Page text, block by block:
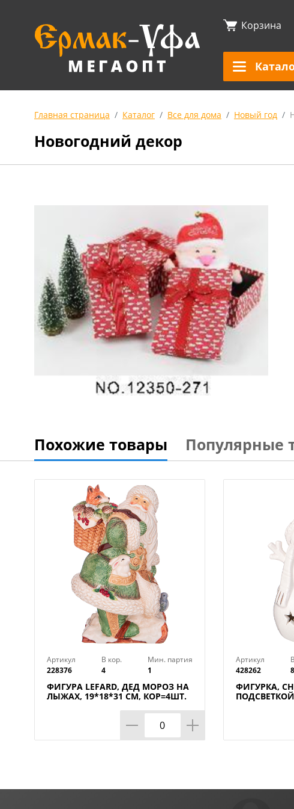
Корзина
Главная страница Каталог Все для дома Новый год
Новогодний декор
Похожие товары Популярные
Артикул
228376
В кор.
4
Мин. партия
1
ФИГУРА LEFARD, ДЕД МОРОЗ НА
ЛЫЖАХ, 19*18*31 СМ, КОР=4ШТ.
Артикул
428262
8
ФИГУРКА,